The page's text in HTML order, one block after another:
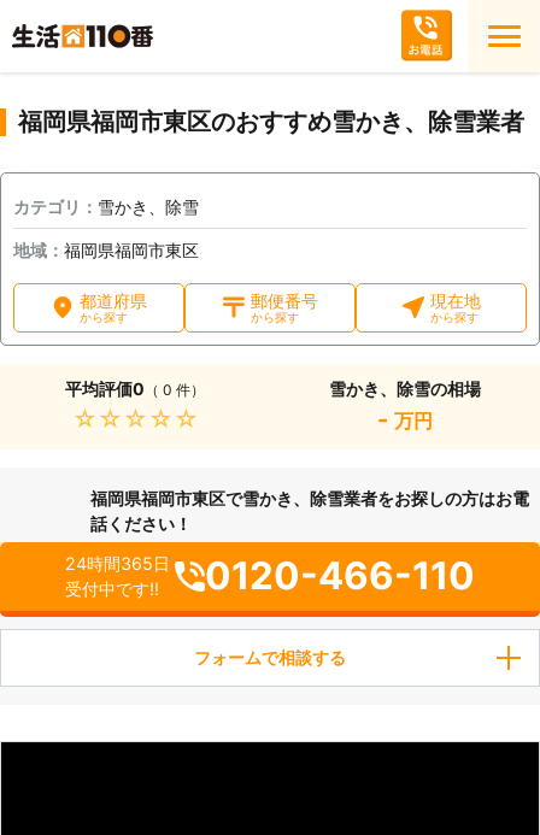
福岡県福岡市東区のおすすめ雪かき、除雪業者
カテゴリ： 雪かき、除雪
地域： 福岡県福岡市東区
都道府県
から探す
郵便番号
から探す
現在地
から探す
平均評価0 （ 0 件）
★★★★★
雪かき、除雪の相場
- 万円
福岡県福岡市東区で雪かき、除雪業者をお探しの方はお電
話ください！
24時間365日
受付中です!!
0120-466-110
フォームで相談する